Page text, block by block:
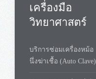
เครื่องมือ
วิทยาศาสตร์
บริการซ่อมเครื่องหม้อ
นึ่งฆ่าเชื้อ (Auto Clave)